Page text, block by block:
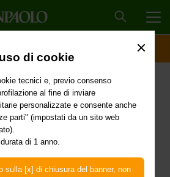
di cookie
tecnici e, previo consenso
al fine di inviare
personalizzate e consente anche
parti" (impostati da un sito web
di 1 anno.
sulla [x] di chiusura del banner, non
uno
sempre più
per
del Welfare